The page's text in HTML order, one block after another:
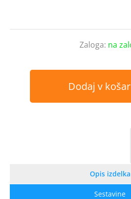
Zaloga: na
Dodaj v
Opis izdelka
Sestavine